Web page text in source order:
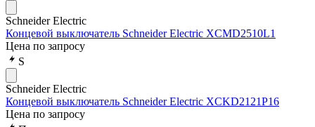
Schneider Electric
Концевой выключатель Schneider Electric XCMD2510L1
Цена по запросу
S
Schneider Electric
Концевой выключатель Schneider Electric XCKD2121P16
Цена по запросу